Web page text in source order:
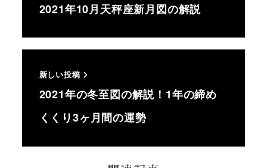
2021年10月天秤座新月図の解説
新しい投稿
2021年の冬至図の解説！1年の締め
くくり3ヶ月間の運勢